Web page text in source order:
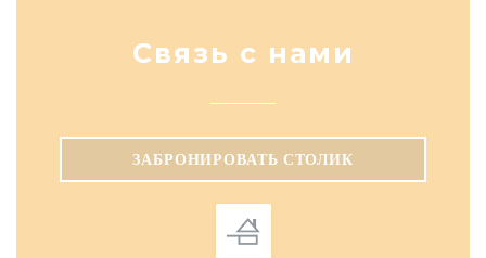
Связь с нами
ЗАБРОНИРОВАТЬ СТОЛИК